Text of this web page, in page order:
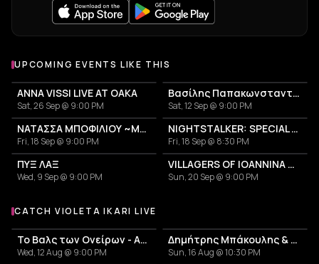
UPCOMING EVENTS LIKE THIS
ANNA VISSI LIVE AT OAKA
Sat, 26 Sep @ 9:00 PM
Βασίλης Παπακωνσταντίνου
Sat, 12 Sep @ 9:00 PM
ΝΑΤΑΣΣΑ ΜΠΟΦΙΛΙΟΥ ~ΜΕΤΡΗΜΑ~
Fri, 18 Sep @ 9:00 PM
NIGHTSTALKER: SPECIAL ANNIVERSARY SHOW - 30 YEARS FROM THE RELEASE OF THE ALBUM "USE"
Fri, 18 Sep @ 8:30 PM
ΠΥΞ ΛΑΞ
Wed, 9 Sep @ 9:00 PM
VILLAGERS OF IOANNINA CITY - VENCEREMOS 2026
Sun, 20 Sep @ 9:00 PM
More events with Violeta Ikari
CATCH VIOLETA IKARI LIVE
Το Βαλς των Ονείρων - Αφιέρωμα στον Άλκη Αλκαίο
Wed, 12 Aug @ 9:00 PM
Δημήτρης Μπάκουλης & Μαριάνα Κατσιμίχα
Sun, 16 Aug @ 10:30 PM